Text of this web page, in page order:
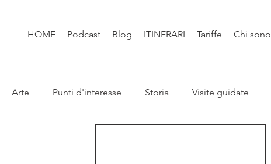
HOME Podcast Blog ITINERARI Tariffe Chi sono
Arte Punti d'interesse Storia Visite guidate